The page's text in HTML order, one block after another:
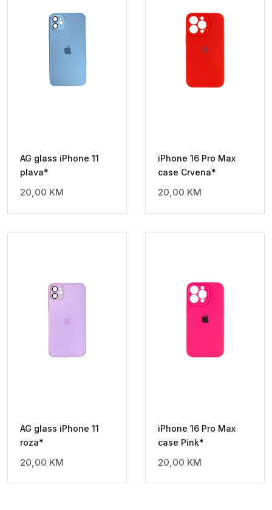
AG glass iPhone 11
plava*
20,00 KM
iPhone 16 Pro Max
case Crvena*
20,00 KM
AG glass iPhone 11
roza*
20,00 KM
iPhone 16 Pro Max
case Pink*
20,00 KM